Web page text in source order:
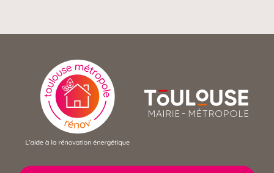
En
savoir
plus
Toulouse
mairie